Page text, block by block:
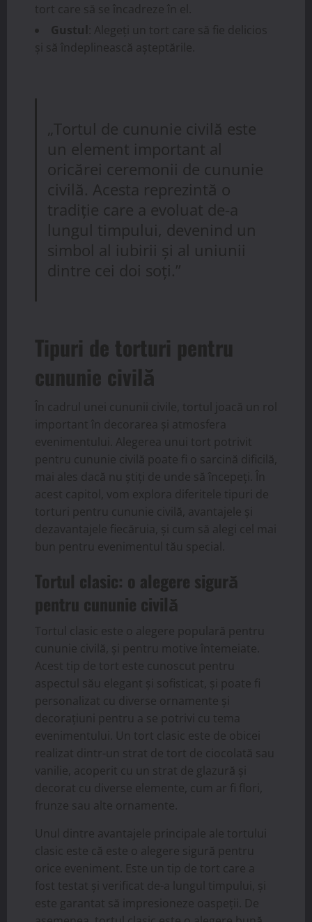
tort care să se încadreze în el.
Gustul : Alegeți un tort care să fie delicios
și să îndeplinească așteptările.
„Tortul de cununie civilă este
un element important al
oricărei ceremonii de cununie
civilă. Acesta reprezintă o
tradiție care a evoluat de-a
lungul timpului, devenind un
simbol al iubirii și al uniunii
dintre cei doi soți.”
Tipuri de torturi pentru
cununie civilă
În cadrul unei cununii civile, tortul joacă un rol
important în decorarea și atmosfera
evenimentului. Alegerea unui tort potrivit
pentru cununie civilă poate fi o sarcină dificilă,
mai ales dacă nu știți de unde să începeți. În
acest capitol, vom explora diferitele tipuri de
torturi pentru cununie civilă, avantajele și
dezavantajele fiecăruia, și cum să alegi cel mai
bun pentru evenimentul tău special.
Tortul clasic: o alegere sigură
pentru cununie civilă
Tortul clasic este o alegere populară pentru
cununie civilă, și pentru motive întemeiate.
Acest tip de tort este cunoscut pentru
aspectul său elegant și sofisticat, și poate fi
personalizat cu diverse ornamente și
decorațiuni pentru a se potrivi cu tema
evenimentului. Un tort clasic este de obicei
realizat dintr-un strat de tort de ciocolată sau
vanilie, acoperit cu un strat de glazură și
decorat cu diverse elemente, cum ar fi flori,
frunze sau alte ornamente.
Unul dintre avantajele principale ale tortului
clasic este că este o alegere sigură pentru
orice eveniment. Este un tip de tort care a
fost testat și verificat de-a lungul timpului, și
este garantat să impresioneze oaspeții. De